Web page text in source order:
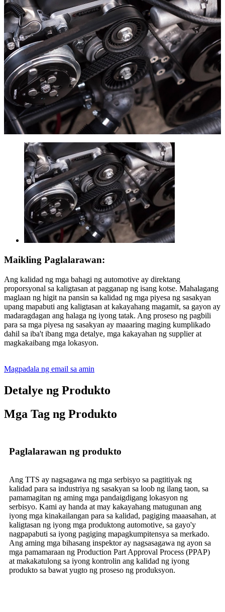
Maikling Paglalarawan:
Ang kalidad ng mga bahagi ng automotive ay direktang
proporsyonal sa kaligtasan at pagganap ng isang kotse. Mahalagang
maglaan ng higit na pansin sa kalidad ng mga piyesa ng sasakyan
upang mapabuti ang kaligtasan at kakayahang magamit, sa gayon ay
madaragdagan ang halaga ng iyong tatak. Ang proseso ng pagbili
para sa mga piyesa ng sasakyan ay maaaring maging kumplikado
dahil sa iba't ibang mga detalye, mga kakayahan ng supplier at
magkakaibang mga lokasyon.
Magpadala ng email sa amin
Detalye ng Produkto
Mga Tag ng Produkto
Paglalarawan ng produkto
Ang TTS ay nagsagawa ng mga serbisyo sa pagtitiyak ng
kalidad para sa industriya ng sasakyan sa loob ng ilang taon, sa
pamamagitan ng aming mga pandaigdigang lokasyon ng
serbisyo. Kami ay handa at may kakayahang matugunan ang
iyong mga kinakailangan para sa kalidad, pagiging maaasahan, at
kaligtasan ng iyong mga produktong automotive, sa gayo'y
nagpapabuti sa iyong pagiging mapagkumpitensya sa merkado.
Ang aming mga bihasang inspektor ay nagsasagawa ng ayon sa
mga pamamaraan ng Production Part Approval Process (PPAP)
at makakatulong sa iyong kontrolin ang kalidad ng iyong
produkto sa bawat yugto ng proseso ng produksyon.